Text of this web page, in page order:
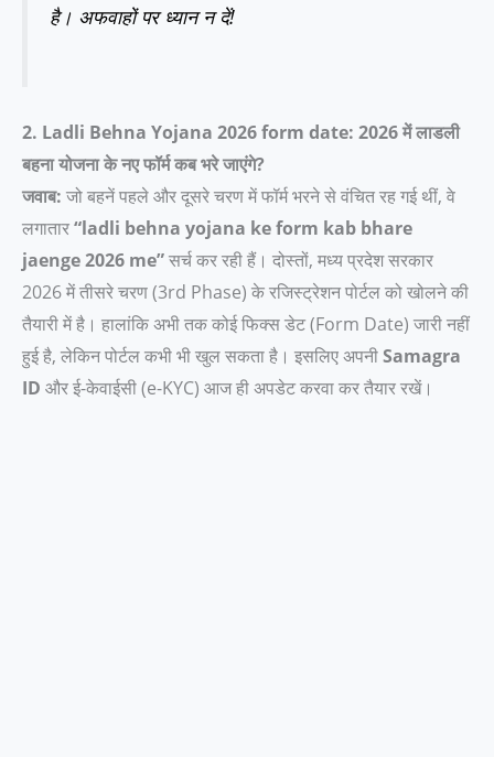
है। अफवाहों पर ध्यान न दें!
2. Ladli Behna Yojana 2026 form date: 2026 में लाडली
बहना योजना के नए फॉर्म कब भरे जाएंगे?
जवाब: जो बहनें पहले और दूसरे चरण में फॉर्म भरने से वंचित रह गई थीं, वे
लगातार“ladli behna yojana ke form kab bhare
jaenge 2026 me”सर्च कर रही हैं। दोस्तों, मध्य प्रदेश सरकार
2026 में तीसरे चरण (3rd Phase) के रजिस्ट्रेशन पोर्टल को खोलने की
तैयारी में है। हालांकि अभी तक कोई फिक्स डेट (Form Date) जारी नहीं
हुई है, लेकिन पोर्टल कभी भी खुल सकता है। इसलिए अपनीSamagra
ID और ई-केवाईसी (e-KYC) आज ही अपडेट करवा कर तैयार रखें।